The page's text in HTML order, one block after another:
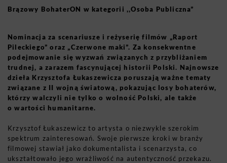
Brązowy BohaterON w kategorii ,,Osoba Publiczna”
Nominacja za scenariusze i reżyserię filmów „Raport
Pileckiego” oraz „Czerwone maki”. Za konsekwentne
podejmowanie się wyzwań związanych z przybliżaniem
trudnej, a zarazem fascynującej historii Polski. Najnowsze
dzieła Krzysztofa Łukaszewicza poruszają ważne tematy
związane z II wojną światową, pokazując losy bohaterów,
którzy walczyli nie tylko o wolność Polski, ale także
o wartości humanitarne.
Krzysztof Łukaszewicz to artysta o niezwykle szerokim
spektrum zainteresowań. Swoje pierwsze kroki w branży
filmowej stawiał jako dokumentalista i scenarzysta, co
ukształtowało jego wrażliwość na autentyczność przekazu.